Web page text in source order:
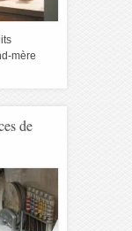
mère
de